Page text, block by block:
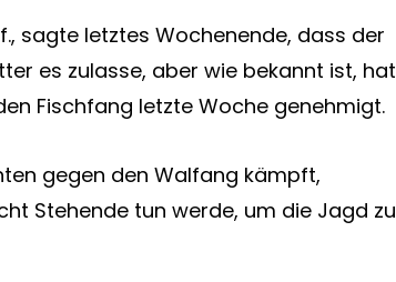
sagte letztes Wochenende, dass der
es zulasse, aber wie bekannt ist, hat
Fischfang letzte Woche genehmigt.
gegen den Walfang kämpft,
Stehende tun werde, um die Jagd zu